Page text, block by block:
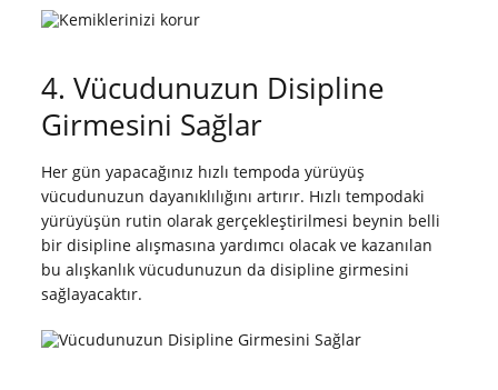
4. Vücudunuzun Disipline
Girmesini Sağlar
Her gün yapacağınız hızlı tempoda yürüyüş
vücudunuzun dayanıklılığını artırır. Hızlı tempodaki
yürüyüşün rutin olarak gerçekleştirilmesi beynin belli
bir disipline alışmasına yardımcı olacak ve kazanılan
bu alışkanlık vücudunuzun da disipline girmesini
sağlayacaktır.